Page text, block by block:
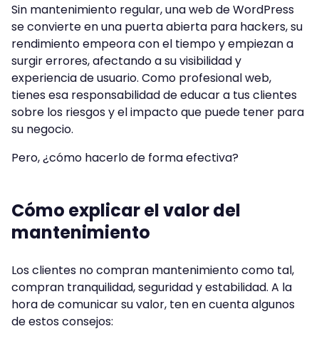
Sin mantenimiento regular, una web de WordPress
se convierte en una puerta abierta para hackers, su
rendimiento empeora con el tiempo y empiezan a
surgir errores, afectando a su visibilidad y
experiencia de usuario. Como profesional web,
tienes esa responsabilidad de educar a tus clientes
sobre los riesgos y el impacto que puede tener para
su negocio.
Pero, ¿cómo hacerlo de forma efectiva?
Cómo explicar el valor del
mantenimiento
Los clientes no compran mantenimiento como tal,
compran tranquilidad, seguridad y estabilidad. A la
hora de comunicar su valor, ten en cuenta algunos
de estos consejos: